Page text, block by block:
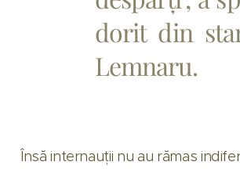
dorit din
Lemnaru.
Însă internauții nu au rămas